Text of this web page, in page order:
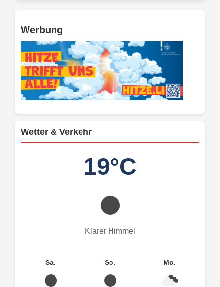
Werbung
Wetter & Verkehr
19°C
Klarer Himmel
Sa. So. Mo.